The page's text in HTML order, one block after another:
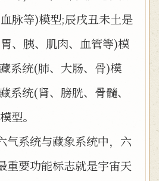
脉等)模型;辰戌丑未土是
、胰、肌肉、血管等)模
系统(肺、大肠、骨)模
系统(肾、膀胱、骨髓、
型。
系统与藏象系统中，六
重要功能标志就是宇宙天